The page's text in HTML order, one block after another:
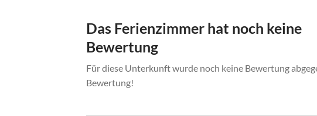
Das Ferienzimmer hat noch keine
Bewertung
Für diese Unterkunft wurde noch keine Bewertung
Bewertung!